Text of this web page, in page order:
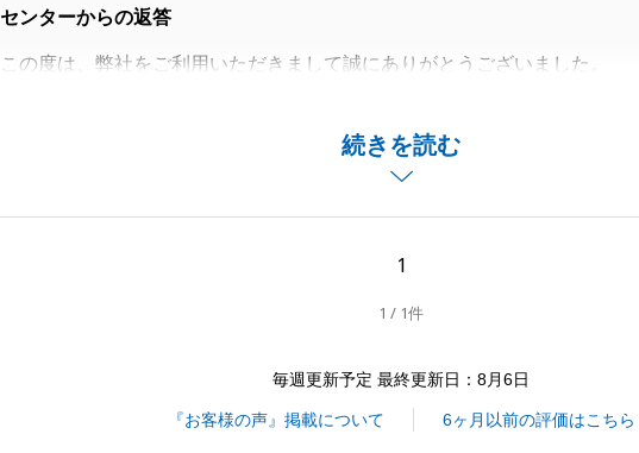
続きを読む
センターからの返答
この度は、弊社をご利用いただきまして誠にありがとうございました。
今後も何かお役に立てることがございましたら、お気軽にご連絡いただけれ
1
1 / 1件
毎週更新予定 最終更新日：8月6日
『お客様の声』掲載について 6ヶ月以前の評価はこちら